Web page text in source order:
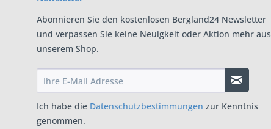
Abonnieren Sie den kostenlosen Bergland24 Newsletter
und verpassen Sie keine Neuigkeit oder Aktion mehr aus
unserem Shop.
Ich habe die Datenschutzbestimmungen zur Kenntnis
genommen.